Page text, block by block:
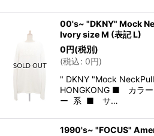
00's~ "DKNY" Mock
Ivory size M (表記 L)
0円(税別)
(税込: 0円)
" DKNY "Mock
HONGKONG ■ カ
ー 系 ■ サ…
1990's~ "FOCUS"